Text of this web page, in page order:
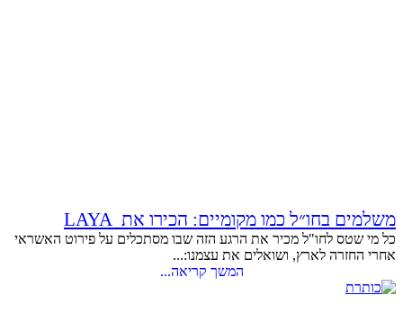
משלמים בחו״ל כמו מקומיים: הכירו את LAYA
כל מי שטס לחו"ל מכיר את הרגע הזה שבו מסתכלים על פירוט האשראי
אחרי החזרה לארץ, ושואלים את עצמנו:...
המשך קריאה...